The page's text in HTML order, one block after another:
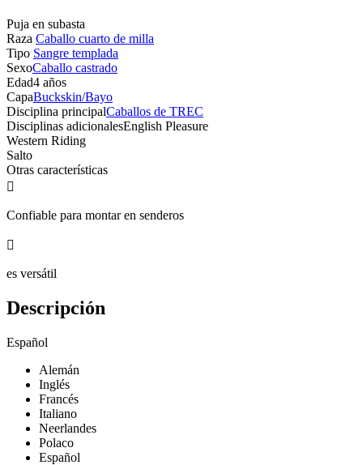
Puja en subasta
Raza Caballo cuarto de milla
Tipo Sangre templada
SexoCaballo castrado
Edad4 años
CapaBuckskin/Bayo
Disciplina principalCaballos de TREC
Disciplinas adicionalesEnglish Pleasure
Western Riding
Salto
Otras características

Confiable para montar en senderos

es versátil
Descripción
Español
Alemán
Inglés
Francés
Italiano
Neerlandes
Polaco
Español